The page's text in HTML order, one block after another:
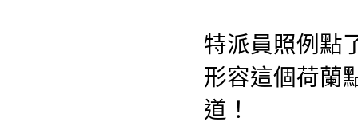
特派員照例點
形容這個荷蘭
道！